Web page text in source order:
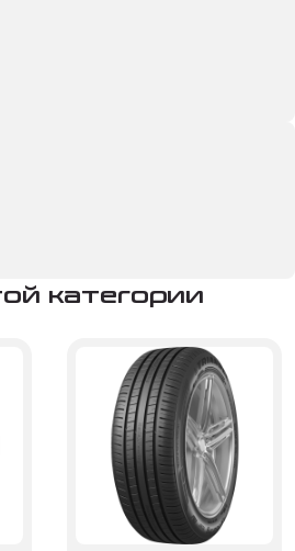
категории